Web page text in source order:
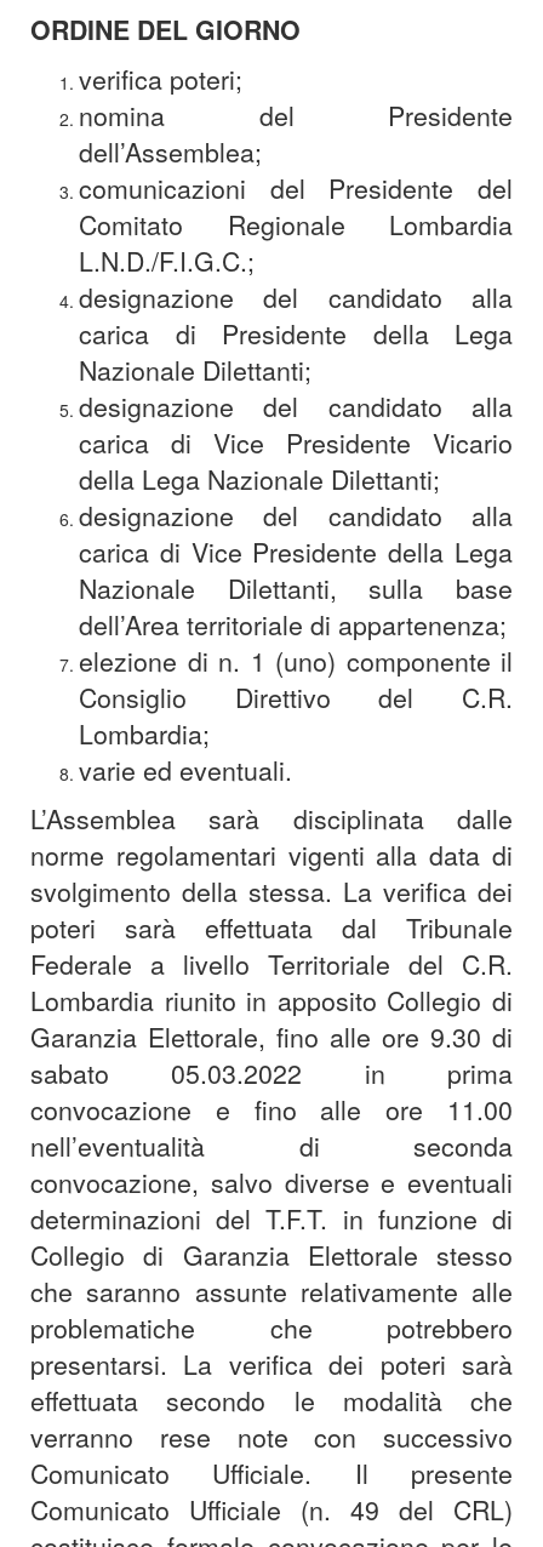
ORDINE DEL GIORNO
verifica poteri;
nomina del Presidente
dell’Assemblea;
comunicazioni del Presidente del
Comitato Regionale Lombardia
L.N.D./F.I.G.C.;
designazione del candidato alla
carica di Presidente della Lega
Nazionale Dilettanti;
designazione del candidato alla
carica di Vice Presidente Vicario
della Lega Nazionale Dilettanti;
designazione del candidato alla
carica di Vice Presidente della Lega
Nazionale Dilettanti, sulla base
dell’Area territoriale di appartenenza;
elezione di n. 1 (uno) componente il
Consiglio Direttivo del C.R.
Lombardia;
varie ed eventuali.
L’Assemblea sarà disciplinata dalle
norme regolamentari vigenti alla data di
svolgimento della stessa. La verifica dei
poteri sarà effettuata dal Tribunale
Federale a livello Territoriale del C.R.
Lombardia riunito in apposito Collegio di
Garanzia Elettorale, fino alle ore 9.30 di
sabato 05.03.2022 in prima
convocazione e fino alle ore 11.00
nell’eventualità di seconda
convocazione, salvo diverse e eventuali
determinazioni del T.F.T. in funzione di
Collegio di Garanzia Elettorale stesso
che saranno assunte relativamente alle
problematiche che potrebbero
presentarsi. La verifica dei poteri sarà
effettuata secondo le modalità che
verranno rese note con successivo
Comunicato Ufficiale. Il presente
Comunicato Ufficiale (n. 49 del CRL)